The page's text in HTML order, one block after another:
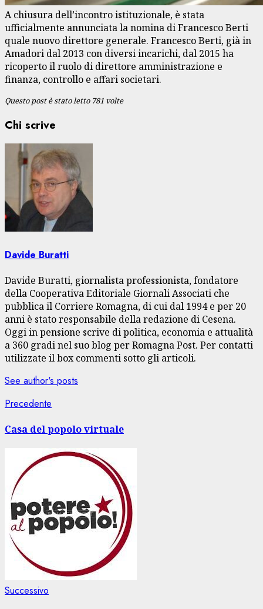
A chiusura dell’incontro istituzionale, è stata
ufficialmente annunciata la nomina di Francesco Berti
quale nuovo direttore generale. Francesco Berti, già in
Amadori dal 2013 con diversi incarichi, dal 2015 ha
ricoperto il ruolo di direttore amministrazione e
finanza, controllo e affari societari.
Questo post è stato letto 781 volte
Chi scrive
Davide Buratti
Davide Buratti, giornalista professionista, fondatore
della Cooperativa Editoriale Giornali Associati che
pubblica il Corriere Romagna, di cui dal 1994 e per 20
anni è stato responsabile della redazione di Cesena.
Oggi in pensione scrive di politica, economia e attualità
a 360 gradi nel suo blog per Romagna Post. Per contatti
utilizzate il box commenti sotto gli articoli.
See author's posts
Navigazione
articolo
Precedente
Casa del popolo virtuale
Successivo